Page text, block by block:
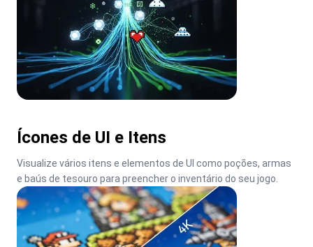
Ícones de UI e Itens
Visualize vários itens e elementos de UI como poções, armas
e baús de tesouro para preencher o inventário do seu jogo.